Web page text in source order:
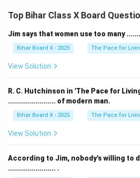
Top Bihar Class X Board
Jim says that women use too many
Bihar Board X - 2025 The Pace for
View Solution
R. C. Hutchinson in 'The Pace for
........................ of modern man.
Bihar Board X - 2025 The Pace for
View Solution
According to Jim, nobody's willing to
........................ .